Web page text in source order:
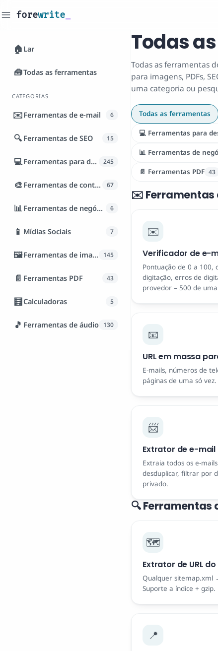
forewrite
🏠 Lar
🧰Todas as ferramentas
CATEGORIAS
✉️Ferramentas de e-mail 6
🔍 Ferramentas de SEO 15
💻 Ferramentas para desenvolvedores 245
🎨 Ferramentas de conteúdo 67
📊 Ferramentas de negócios 6
📱 Mídias Sociais 7
🖼️ Ferramentas de imagem 145
📄 Ferramentas PDF 43
🧮Calculadoras 5
🎵 Ferramentas de áudio 130
Todas
Todas as ferramentas
para imagens, PDFs,
uma categoria ou
Todas as ferramentas
💻 Ferramentas para
📊 Ferramentas de
📄 Ferramentas PDF 43
✉️ Ferramentas
✉️
Verificador de e-
Pontuação de 0 a 100,
digitação, erros de
provedor – 500 de
📧
URL em massa
E-mails, números de
páginas de uma só vez.
📨
Extrator de e-
Extraia todos os e-
desduplicar, filtrar por
privado.
🔍 Ferramentas
🗺️
Extrator de URL
Qualquer sitemap.xml
Suporte a índice + gzip.
📍